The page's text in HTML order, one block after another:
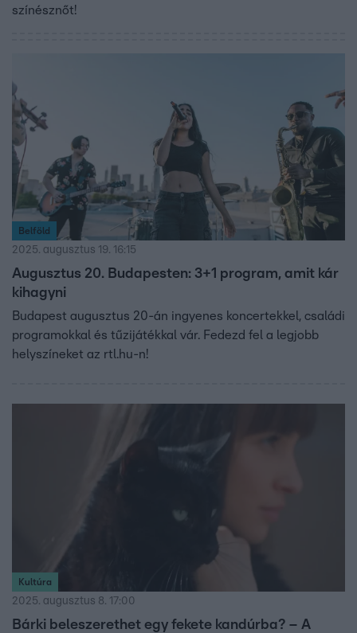
színésznőt!
Belföld
2025. augusztus 19. 16:15
Augusztus 20. Budapesten: 3+1 program, amit kár
kihagyni
Budapest augusztus 20-án ingyenes koncertekkel, családi
programokkal és tűzijátékkal vár. Fedezd fel a legjobb
helyszíneket az rtl.hu-n!
Kultúra
2025. augusztus 8. 17:00
Bárki beleszerethet egy fekete kandúrba? – A